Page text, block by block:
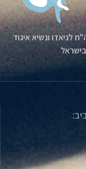
לניאדו ונשיא איגוד